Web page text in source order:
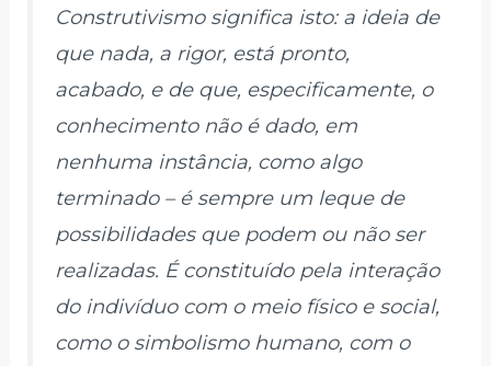
Construtivismo significa isto: a ideia de
que nada, a rigor, está pronto,
acabado, e de que, especificamente, o
conhecimento não é dado, em
nenhuma instância, como algo
terminado – é sempre um leque de
possibilidades que podem ou não ser
realizadas. É constituído pela interação
do indivíduo com o meio físico e social,
como o simbolismo humano, com o